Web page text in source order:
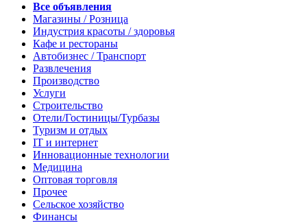
Все объявления
Магазины / Розница
Индустрия красоты / здоровья
Кафе и рестораны
Автобизнес / Транспорт
Развлечения
Производство
Услуги
Строительство
Отели/Гостиницы/Турбазы
Туризм и отдых
IT и интернет
Инновационные технологии
Медицина
Оптовая торговля
Прочее
Сельское хозяйство
Финансы